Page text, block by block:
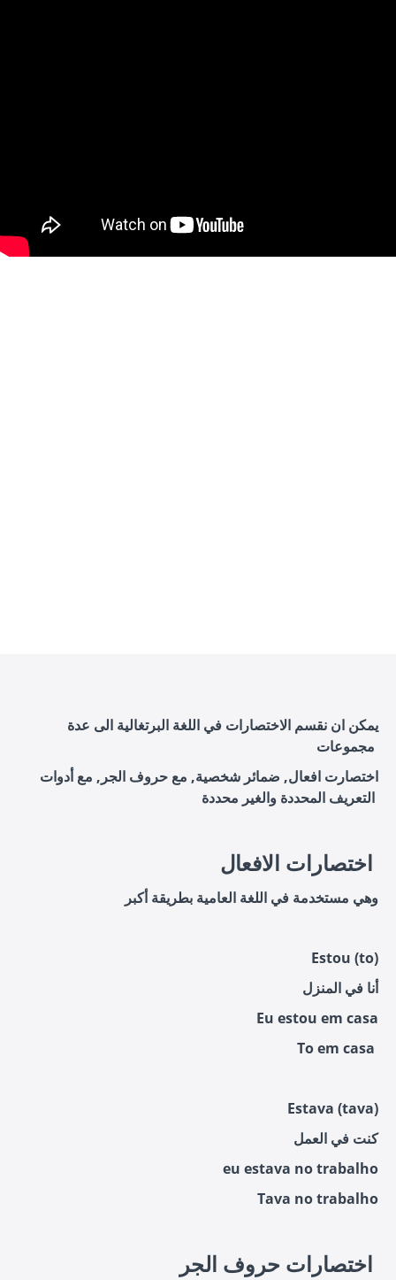
يمكن ان نقسم الاختصارات في اللغة البرتغالية الى عدة
اختصارت افعال, ضمائر شخصية, مع حروف الجر, مع أدوات
وهي مستخدمة في اللغة العامية بطريقة أكبر
Estou (to)
أنا في المنزل
Eu estou em casa
To em casa
Estava (tava)
كنت في العمل
eu estava no trabalho
Tava no trabalho